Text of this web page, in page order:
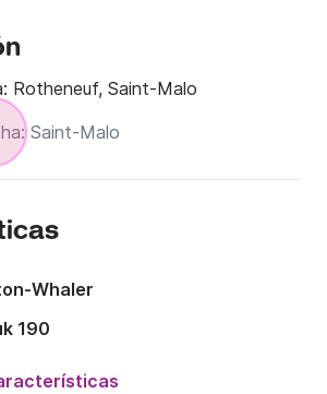
Rotheneuf, Saint-Malo
Whaler
190
150CV